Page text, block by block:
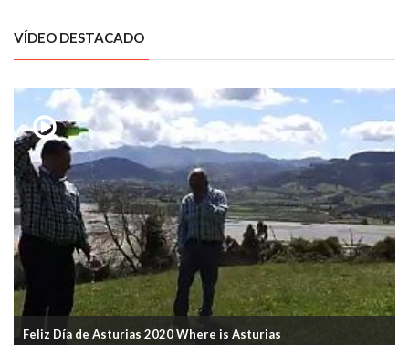
VÍDEO DESTACADO
Feliz Día de Asturias 2020 Where is Asturias